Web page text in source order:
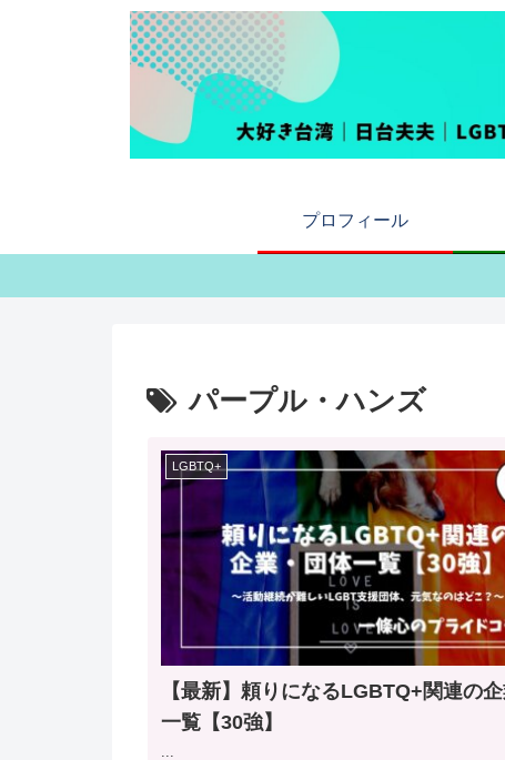
プロフィール
パープル・ハンズ
LGBTQ+
【最新】頼りになるLGBTQ+関連の企
一覧【30強】
...